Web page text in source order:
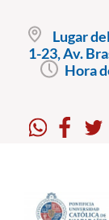
Pregrado
Postgrado
Estudiantes
Funcionarios
Lugar
1-23, Av.
Hora